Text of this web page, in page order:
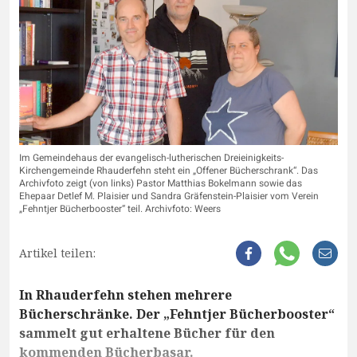
Im Gemeindehaus der evangelisch-lutherischen Dreieinigkeits-
Kirchengemeinde Rhauderfehn steht ein „Offener Bücherschrank“. Das
Archivfoto zeigt (von links) Pastor Matthias Bokelmann sowie das
Ehepaar Detlef M. Plaisier und Sandra Gräfenstein-Plaisier vom Verein
„Fehntjer Bücherbooster“ teil. Archivfoto: Weers
Artikel teilen:
In Rhauderfehn stehen mehrere
Bücherschränke. Der „Fehntjer Bücherbooster“
sammelt gut erhaltene Bücher für den
kommenden Bücherbasar.